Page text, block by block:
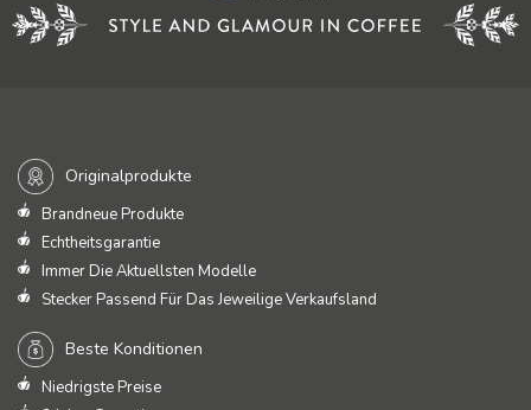
Originalprodukte
Brandneue Produkte
Echtheitsgarantie
Immer Die Aktuellsten Modelle
Stecker Passend Für Das Jeweilige Verkaufsland
Beste Konditionen
Niedrigste Preise